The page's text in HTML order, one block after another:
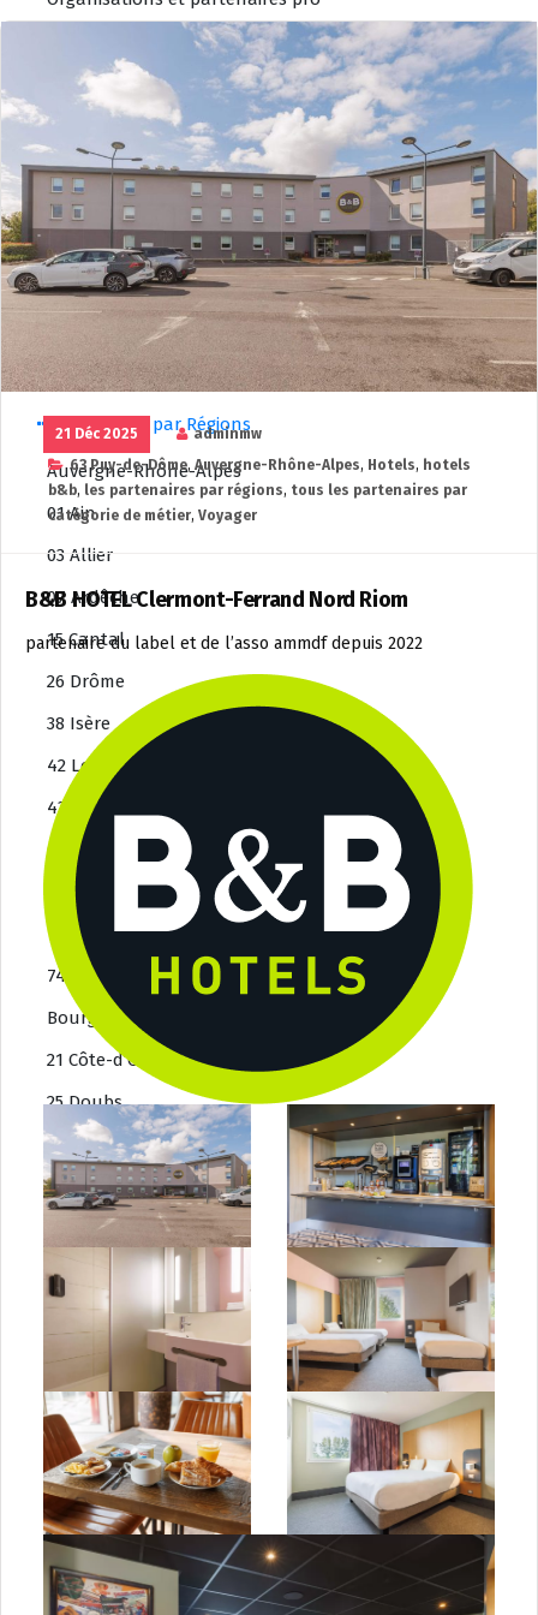
Agences immobilières
Associations Moto
Clubs moto
Consignes casques et bagages
Divers
Entreprises
Groupes musicaux
Salles de spéctacle
Partenaires par Régions
Auvergne-Rhône-Alpes
01 Ain
03 Allier
07 Ardêche
15 Cantal
26 Drôme
38 Isère
42 Loire
43 Haute-Loire
63 Puy-de-Dôme
69 Rhône
73 Savoie
74 Haute-Savoie
Bourgogne-Franche-Comté
21 Côte-d’Or
25 Doubs
39 Jura
58 Nièvre
70 Haute-Saône
71 Saône-et-Loire
89 Yonne
90 Territoire-de-Belfort
Bretagne
22 Côtes d’Armor
29 Finistère
35 Île-et-Vilaine
56 Morbihan
Centre-Val de Loire
21 Déc 2025
adminmw
63 Puy-de-Dôme, Auvergne-Rhône-Alpes, Hotels, hotels
b&b, les partenaires par régions, tous les partenaires par
catégorie de métier, Voyager
B&B HOTEL Clermont-Ferrand Nord Riom
partenaire du label et de l’asso ammdf depuis 2022